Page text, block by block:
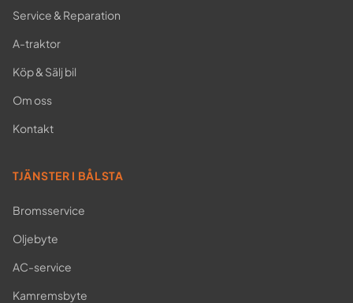
Service & Reparation
A-traktor
Köp & Sälj bil
Om oss
Kontakt
TJÄNSTER I BÅLSTA
Bromsservice
Oljebyte
AC-service
Kamremsbyte